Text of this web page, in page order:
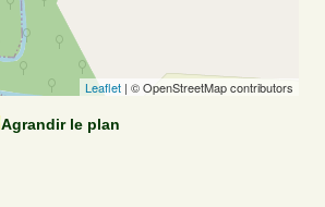
Leaflet | © OpenStreetMap contributors
Agrandir le plan